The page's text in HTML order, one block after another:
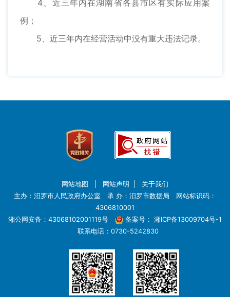
4、近三年内在湖南省各县市区有实际应用案
例；
5、近三年内在经营活动中没有重大违法记录。
网站地图 网站声明
关于我们
主办：汨罗市人民政府办公室 承 办：汨罗市数据局 网站标识码：
4306810001
湘公网安备：43068102001119号
备案号： 湘ICP备13009704号-1
联系电话：0730-5242830